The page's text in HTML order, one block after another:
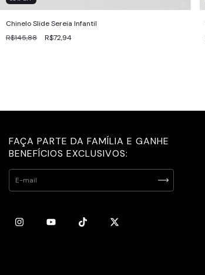
Chinelo Slide Sereia Infantil
R$145,88
R$72,94
FAÇA PARTE DA FAMÍLIA E GANHE
BENEFÍCIOS EXCLUSIVOS: